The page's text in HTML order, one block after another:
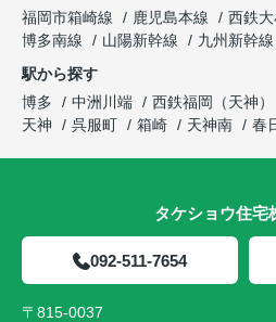
福岡市箱崎線
鹿児島本線 西鉄
博多南線
山陽新幹線 九州新幹線
駅から探す
博多
中洲川端 西鉄福岡（天神）
天神
呉服町 箱崎 天神南 春
タケショウ住宅
092-511-7654
〒815-0037